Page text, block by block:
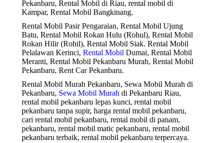
Pekanbaru, Rental Mobil di Riau, rental mobil di
Kampar, Rental Mobil Bangkinang.
Rental Mobil Pasir Pengaraian, Rental Mobil Ujung
Batu, Rental Mobil Rokan Hulu (Rohul), Rental Mobil
Rokan Hilir (Rohil), Rental Mobil Siak. Rental Mobil
Pelalawan Kerinci, Rental Mobil Dumai, Rental Mobil
Meranti, Rental Mobil Pekanbaru Murah, Rental Mobil
Pekanbaru, Rent Car Pekanbaru.
Rental Mobil Murah Pekanbaru, Sewa Mobil Murah di
Pekanbaru, Sewa Mobil Murah di Pekanbaru Riau,
rental mobil pekanbaru lepas kunci, rental mobil
pekanbaru tanpa supir, harga rental mobil pekanbaru,
cari rental mobil pekanbaru, rental mobil di panam,
pekanbaru, rental mobil matic pekanbaru, rental mobil
pekanbaru terbaik, rental mobil pekanbaru terpercaya.